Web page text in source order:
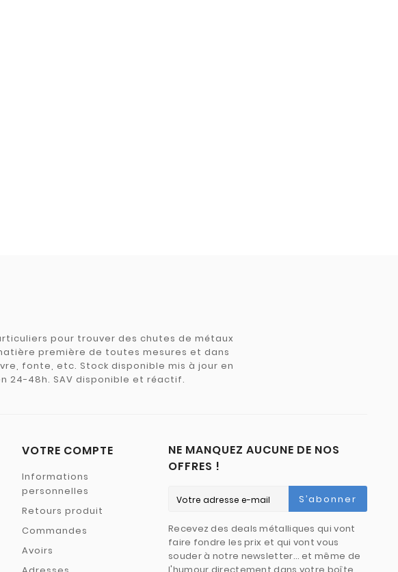
pour trouver des chutes de métaux
première de toutes mesures et dans
fonte, etc. Stock disponible mis à jour en
24-48h. SAV disponible et réactif.
VOTRE COMPTE
Informations
personnelles
Retours produit
Commandes
Avoirs
NE MANQUEZ AUCUNE DE NOS
OFFRES !
S’abonner
Recevez des deals métalliques qui vont
faire fondre les prix et qui vont vous
souder à notre newsletter… et même de